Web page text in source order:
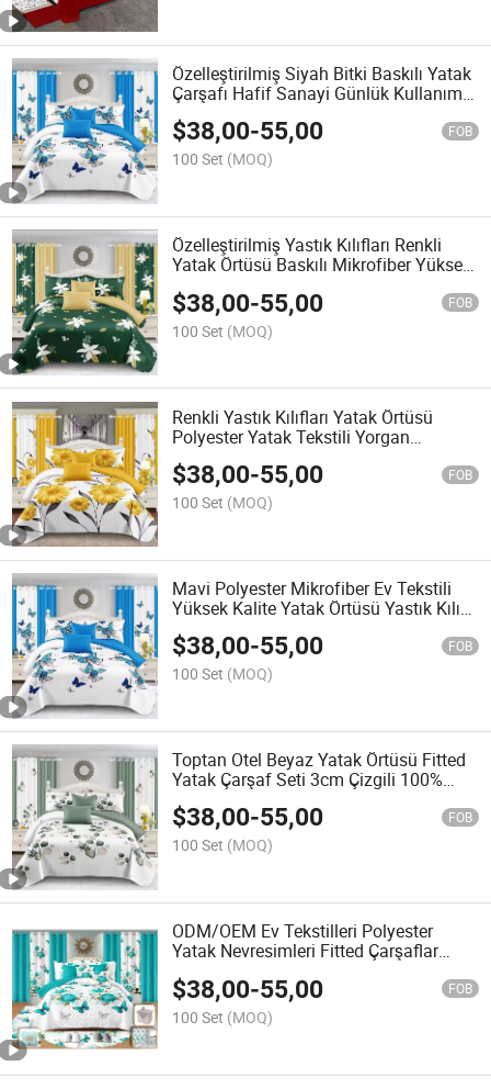
Özelleştirilmiş Siyah Bitki Baskılı Yatak
Çarşafı Hafif Sanayi Günlük Kullanım
Yastık Kılıfları Mikrofiber Tek Kişilik
Yatak Örtüleri Renkli Perdeler Yatak
Yorgan Kılıfı Yatak Örtüsü Seti
$38,00-55,00 FOB
100 Set (MOQ)
Özelleştirilmiş Yastık Kılıfları Renkli
Yatak Örtüsü Baskılı Mikrofiber Yüksek
Mavi Yatak Örtüsü Seti Tedarikçisi
$38,00-55,00 FOB
100 Set (MOQ)
Renkli Yastık Kılıfları Yatak Örtüsü
Polyester Yatak Tekstili Yorgan
Mikrofiber Ev Tekstili Yastık Kılıfı
Baskılı Yatak Takımı Mavi Yatak Seti
Perde ile
$38,00-55,00 FOB
100 Set (MOQ)
Mavi Polyester Mikrofiber Ev Tekstili
Yüksek Kalite Yatak Örtüsü Yastık Kılıfı
Uygun Fiyatlı ODM Yatak Takımı
Toptancı
$38,00-55,00 FOB
100 Set (MOQ)
Toptan Otel Beyaz Yatak Örtüsü Fitted
Yatak Çarşaf Seti 3cm Çizgili 100%
Pamuklu Yatak Seti
$38,00-55,00 FOB
100 Set (MOQ)
ODM/OEM Ev Tekstilleri Polyester
Yatak Nevresimleri Fitted Çarşaflar
Çarşaflar Mavi 4 Parça Baskılı Yastık
Kılıfları Kraliçe Boy Yatak Örtüsü Seti
Tedarikçi
$38,00-55,00 FOB
100 Set (MOQ)